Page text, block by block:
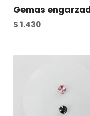
Gemas
$1.430